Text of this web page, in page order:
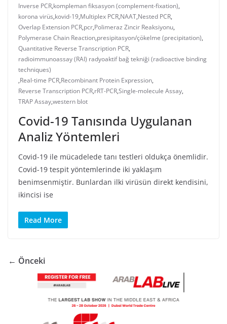
Inverse PCR,kompleman fiksasyon (complement-fixation),
korona virüs,kovid-19,Multiplex PCR,NAAT,Nested PCR,
Overlap Extension PCR,pcr,Polimeraz Zincir Reaksiyonu,
Polymerase Chain Reaction,presipitasyon/çökelme (precipitation),
Quantitative Reverse Transcription PCR,
radioimmunoassay (RAI) radyoaktif bağ tekniği (radioactive binding
techniques)
,Real-time PCR,Recombinant Protein Expression,
Reverse Transcription PCR,rRT-PCR,Single-molecule Assay,
TRAP Assay,western blot
Covid-19 Tanısında Uygulanan
Analiz Yöntemleri
Covid-19 ile mücadelede tanı testleri oldukça önemlidir.
Covid-19 tespit yöntemlerinde iki yaklaşım
benimsenmiştir. Bunlardan ilki virüsün direkt kendisini,
ikincisi ise
Read More
← Önceki